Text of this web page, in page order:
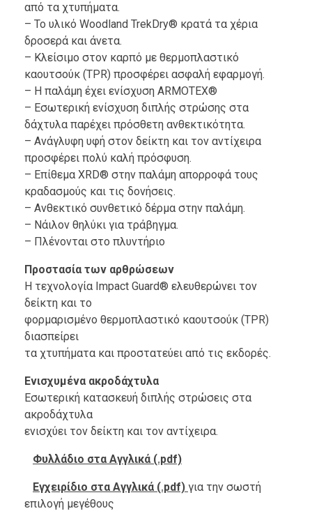
από τα χτυπήματα.
– Το υλικό Woodland TrekDry® κρατά τα χέρια
δροσερά και άνετα.
– Κλείσιμο στον καρπό με θερμοπλαστικό
καουτσούκ (TPR) προσφέρει ασφαλή εφαρμογή.
– Η παλάμη έχει ενίσχυση ARMOTEX®
– Εσωτερική ενίσχυση διπλής στρώσης στα
δάχτυλα παρέχει πρόσθετη ανθεκτικότητα.
– Ανάγλυφη υφή στον δείκτη και τον αντίχειρα
προσφέρει πολύ καλή πρόσφυση.
– Επίθεμα XRD® στην παλάμη απορροφά τους
κραδασμούς και τις δονήσεις.
– Ανθεκτικό συνθετικό δέρμα στην παλάμη.
– Νάιλον θηλύκι για τράβηγμα.
– Πλένονται στο πλυντήριο
Προστασία των αρθρώσεων
Η τεχνολογία Impact Guard® ελευθερώνει τον
δείκτη και το
φορμαρισμένο θερμοπλαστικό καουτσούκ (TPR)
διασπείρει
τα χτυπήματα και προστατεύει από τις εκδορές.
Ενισχυμένα ακροδάχτυλα
Εσωτερική κατασκευή διπλής στρώσεις στα
ακροδάχτυλα
ενισχύει τον δείκτη και τον αντίχειρα.
Φυλλάδιο στα Αγγλικά (.pdf)
Εγχειρίδιο στα Αγγλικά (.pdf) για την σωστή
επιλογή μεγέθους